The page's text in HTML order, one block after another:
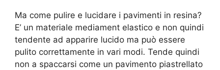
Ma come pulire e lucidare i pavimenti in resina?
E’ un materiale mediament elastico e non quindi
tendente ad apparire lucido ma può essere
pulito correttamente in vari modi. Tende quindi
non a spaccarsi come un pavimento piastrellato